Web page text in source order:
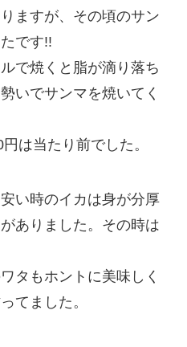
ますが、その頃のサン
です!!
で焼くと脂が滴り落ち
いでサンマを焼いてく
は当たり前でした。
い時のイカは身が分厚
ありました。その時は
タもホントに美味しく
てました。